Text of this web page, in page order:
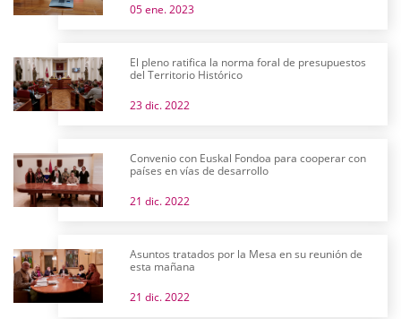
05 ene. 2023
El pleno ratifica la norma foral de presupuestos
del Territorio Histórico
23 dic. 2022
Convenio con Euskal Fondoa para cooperar con
países en vías de desarrollo
21 dic. 2022
Asuntos tratados por la Mesa en su reunión de
esta mañana
21 dic. 2022